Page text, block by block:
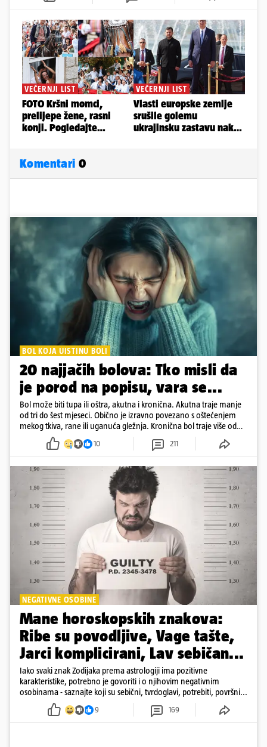
Komentari 0
BOL KOJA UISTINU BOLI
20 najjačih bolova: Tko misli da
je porod na popisu, vara se...
Bol može biti tupa ili oštra, akutna i kronična. Akutna traje manje
od tri do šest mjeseci. Obično je izravno povezano s oštećenjem
mekog tkiva, rane ili uganuća gležnja. Kronična bol traje više od
šest mjeseci
10 211
NEGATIVNE OSOBINE
Mane horoskopskih znakova:
Ribe su povodljive, Vage tašte,
Jarci komplicirani, Lav sebičan...
Iako svaki znak Zodijaka prema astrologiji ima pozitivne
karakteristike, potrebno je govoriti i o njihovim negativnim
osobinama - saznajte koji su sebični, tvrdoglavi, potrebiti, površni...
9 169